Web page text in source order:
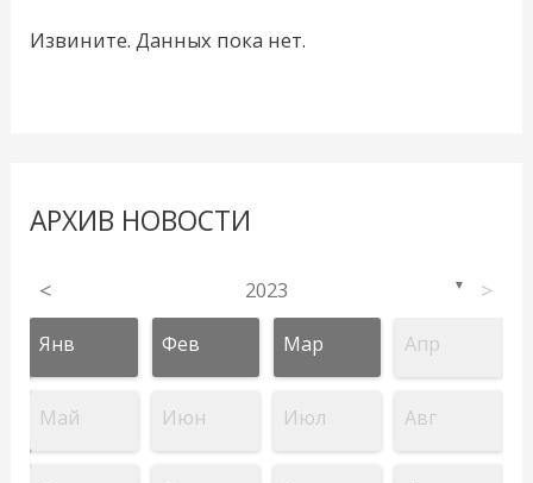
Извините. Данных пока нет.
АРХИВ НОВОСТИ
< 2023 ▼ >
Янв Фев Мар Апр
Май Июн Июл Авг